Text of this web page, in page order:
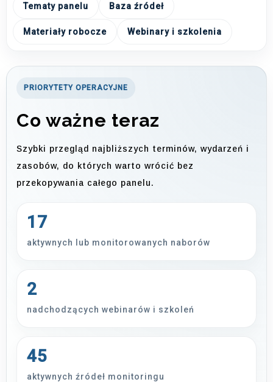
Tematy panelu Baza źródeł
Materiały robocze Webinary i szkolenia
PRIORYTETY OPERACYJNE
Co ważne teraz
Szybki przegląd najbliższych terminów, wydarzeń i
zasobów, do których warto wrócić bez
przekopywania całego panelu.
17
aktywnych lub monitorowanych naborów
2
nadchodzących webinarów i szkoleń
45
aktywnych źródeł monitoringu